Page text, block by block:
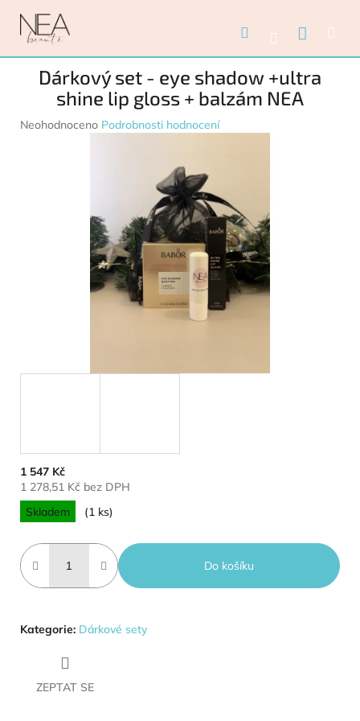
HledatPřihlášení
Dárkový set - eye shadow +ultra
shine lip gloss + balzám NEA
Průměrné hodnocení produktu je 0,0 z 5 hvězdiček.
Neohodnoceno Podrobnosti hodnocení
1 547 Kč
1 278,51 Kč bez DPH
Měrná cena:
Skladem (1 ks)
Do košíku
Kategorie: Dárkové sety
ZEPTAT SE